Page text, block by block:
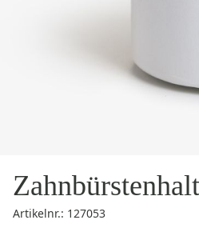
Artikelnr.: 127053